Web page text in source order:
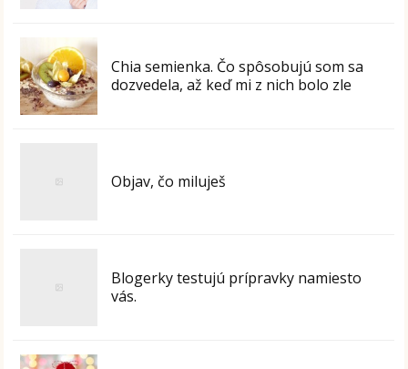
Chia semienka. Čo spôsobujú som sa
dozvedela, až keď mi z nich bolo zle
Objav, čo miluješ
Blogerky testujú prípravky namiesto
vás.